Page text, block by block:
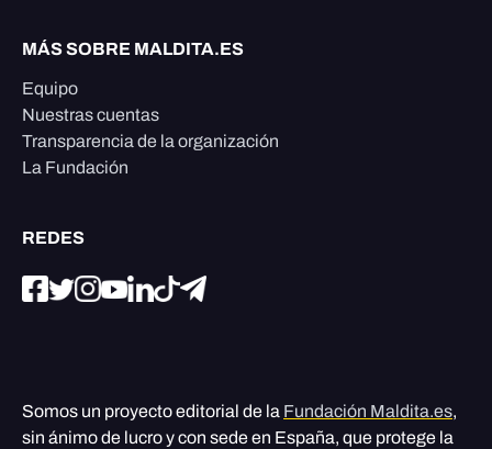
MÁS SOBRE MALDITA.ES
Equipo
Nuestras cuentas
Transparencia de la organización
La Fundación
REDES
Somos un proyecto editorial de la Fundación Maldita.es,
sin ánimo de lucro y con sede en España, que protege la